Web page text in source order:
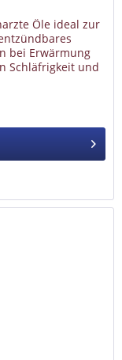
Öle ideal zur
bei Erwärmung
Schläfrigkeit und